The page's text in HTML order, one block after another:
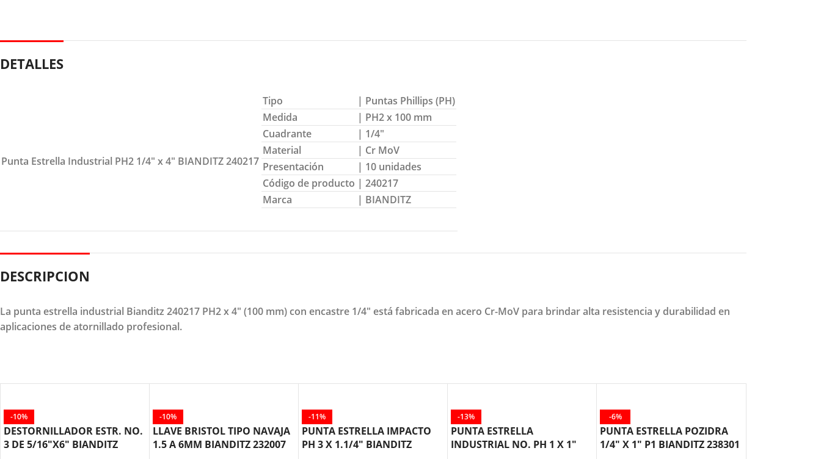
DETALLES
Punta Estrella Industrial PH2 1/4″ x 4″ BIANDITZ 240217
Tipo
| Puntas Phillips (PH)
Medida
| PH2 x 100 mm
Cuadrante
| 1/4″
Material
| Cr MoV
Presentación
| 10 unidades
Código de producto | 240217
Marca
| BIANDITZ
DESCRIPCION
La punta estrella industrial Bianditz 240217 PH2 x 4" (100 mm) con encastre 1/4" está fabricada en acero Cr-MoV para brindar alta resistencia y durabilidad en
aplicaciones de atornillado profesional.
-10%
DESTORNILLADOR ESTR. NO.
3 DE 5/16″X6″ BIANDITZ
-10%
LLAVE BRISTOL TIPO NAVAJA
1.5 A 6MM BIANDITZ 232007
-11%
PUNTA ESTRELLA IMPACTO
PH 3 X 1.1/4″ BIANDITZ
-13%
PUNTA ESTRELLA
INDUSTRIAL NO. PH 1 X 1″
-6%
PUNTA ESTRELLA POZIDRA
1/4″ X 1″ P1 BIANDITZ 238301